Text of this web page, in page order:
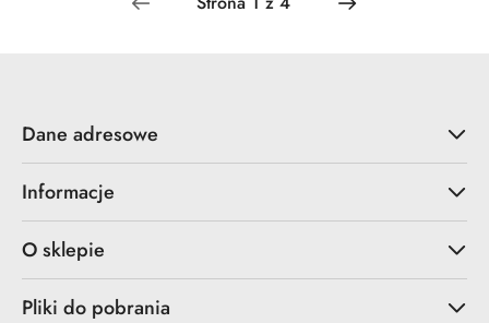
Dane adresowe
Informacje
O sklepie
Pliki do pobrania